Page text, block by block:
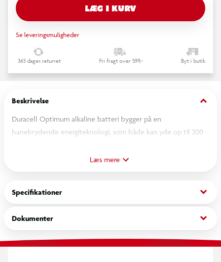
LÆG I KURV
Se leveringsmuligheder
365 dages returret Fri fragt over 599,- Byt i butik
Beskrivelse keyboard_arrow_down
Duracell Optimum alkaline batteri bygger på en
banebrydende energiteknologi, som både kan yde op til 200
spilleconsoller og racerbiler eller forstærket strøm i andre
apparater - f.eks. dit el-værktøj.
OBS! Aflevér dine brugte batterier korrekt:
husholdningsaffald
Brug de eksisterende indsamlingsordninger såsom:
Læs mere
Specifikationer keyboard_arrow_down
Dokumenter keyboard_arrow_down